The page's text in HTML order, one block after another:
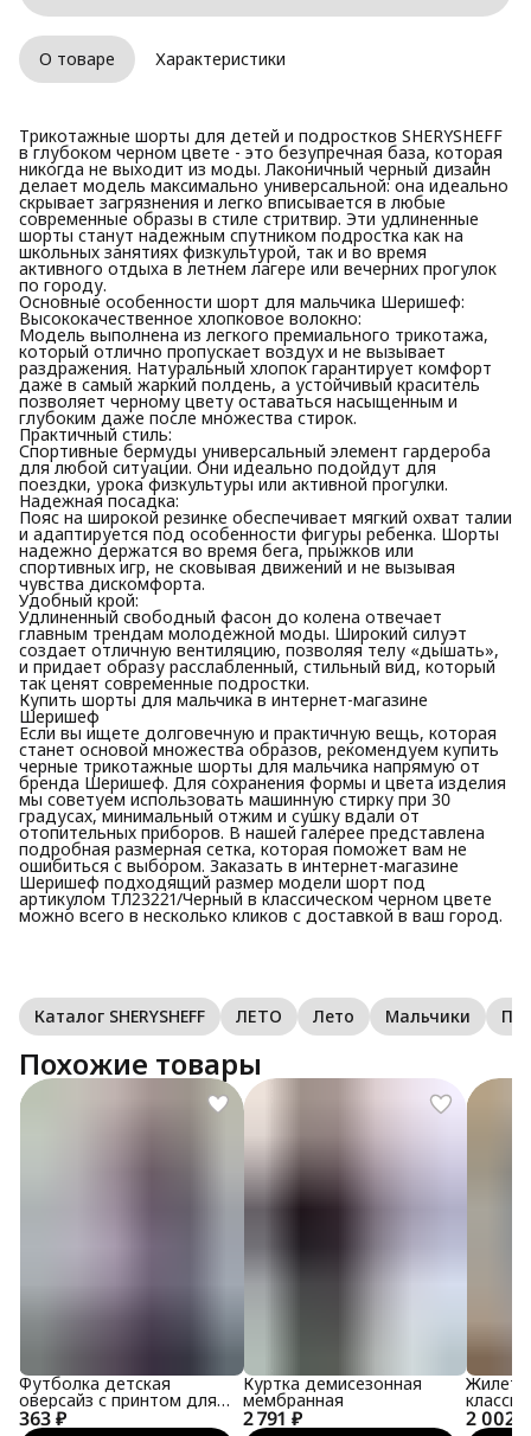
О товаре Характеристики
Трикотажные шорты для детей и подростков SHERYSHEFF
в глубоком черном цвете - это безупречная база, которая
никогда не выходит из моды. Лаконичный черный дизайн
делает модель максимально универсальной: она идеально
скрывает загрязнения и легко вписывается в любые
современные образы в стиле стритвир. Эти удлиненные
шорты станут надежным спутником подростка как на
школьных занятиях физкультурой, так и во время
активного отдыха в летнем лагере или вечерних прогулок
по городу.
Основные особенности шорт для мальчика Шеришеф:
Высококачественное хлопковое волокно:
Модель выполнена из легкого премиального трикотажа,
который отлично пропускает воздух и не вызывает
раздражения. Натуральный хлопок гарантирует комфорт
даже в самый жаркий полдень, а устойчивый краситель
позволяет черному цвету оставаться насыщенным и
глубоким даже после множества стирок.
Практичный стиль:
Спортивные бермуды универсальный элемент гардероба
для любой ситуации. Они идеально подойдут для
поездки, урока физкультуры или активной прогулки.
Надежная посадка:
Пояс на широкой резинке обеспечивает мягкий охват талии
и адаптируется под особенности фигуры ребенка. Шорты
надежно держатся во время бега, прыжков или
спортивных игр, не сковывая движений и не вызывая
чувства дискомфорта.
Удобный крой:
Удлиненный свободный фасон до колена отвечает
главным трендам молодежной моды. Широкий силуэт
создает отличную вентиляцию, позволяя телу «дышать»,
и придает образу расслабленный, стильный вид, который
так ценят современные подростки.
Купить шорты для мальчика в интернет-магазине
Шеришеф
Если вы ищете долговечную и практичную вещь, которая
станет основой множества образов, рекомендуем купить
черные трикотажные шорты для мальчика напрямую от
бренда Шеришеф. Для сохранения формы и цвета изделия
мы советуем использовать машинную стирку при 30
градусах, минимальный отжим и сушку вдали от
отопительных приборов. В нашей галерее представлена
подробная размерная сетка, которая поможет вам не
ошибиться с выбором. Заказать в интернет-магазине
Шеришеф подходящий размер модели шорт под
артикулом ТЛ23221/Черный в классическом черном цвете
можно всего в несколько кликов с доставкой в ваш город.
Каталог SHERYSHEFF ЛЕТО Лето Мальчики
Похожие товары
363 ₽
Футболка детская
оверсайз с принтом для
подростка
2 791 ₽
Куртка демисезонная
мембранная
2 002 ₽
Жилет